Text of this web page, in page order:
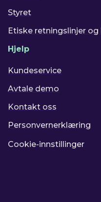
Styret
Etiske retningslinjer
Hjelp
Kundeservice
Avtale demo
Kontakt oss
Personvernerklæring
Cookie-innstillinger